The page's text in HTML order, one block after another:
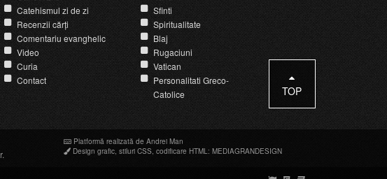
Catehismul zi de zi
Recenzii cărți
Comentariu evanghelic
Video
Curia
Contact
Sfinti
Spiritualitate
Blaj
Rugaciuni
Vatican
Personalitati Greco-
Catolice
TOP
Platformă realizată de Andrei Man
Design grafic stiluri CSS codificare HTML : MEDIAGRANDESIGN